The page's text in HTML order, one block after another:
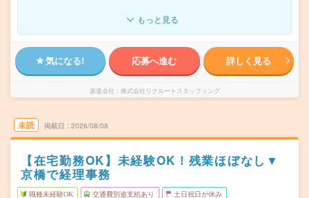
もっと見る
気になる! 応募へ進む 詳しく見る
派遣会社 株式会社リクルートスタッフィング
未読 掲載日 2026/08/08
【在宅勤務OK】未経験OK！残業ほぼなし▼
京橋で経理事務
職種未経験OK 交通費別途支給あり 土日祝日が休み